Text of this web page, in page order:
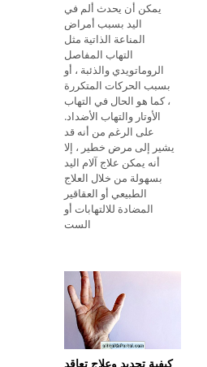
يمكن أن يحدث ألم في
اليد بسبب أمراض
المناعة الذاتية مثل
التهاب المفاصل
الروماتويدي والذئبة ، أو
بسبب الحركات المتكررة
، كما هو الحال في التهاب
الأوتار والتهاب الأضداد.
على الرغم من أنه قد
يشير إلى مرض خطير ، إلا
أنه يمكن علاج آلام اليد
بسهولة من خلال العلاج
الطبيعي أو العقاقير
المضادة للالتهابات أو
الست
كيفية تحديد وعلاج تعاقد